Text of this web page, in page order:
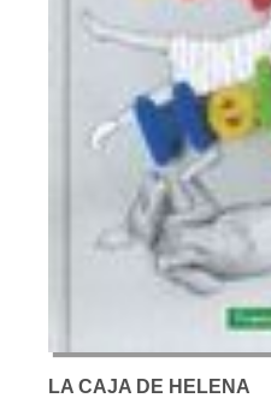
LA CAJA DE HELENA